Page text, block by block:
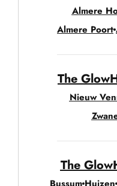
Almere
Almere Poort
The
Nieuw
The